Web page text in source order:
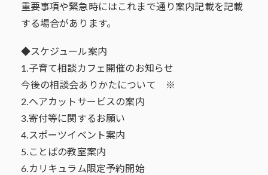
重要事項や緊急時にはこれまで通り案内記載を記載
する場合があります。
◆スケジュール案内
1.子育て相談カフェ開催のお知らせ
今後の相談会ありかたについて ※
2.ヘアカットサービスの案内
3.寄付等に関するお願い
4.スポーツイベント案内
5.ことばの教室案内
6.カリキュラム限定予約開始